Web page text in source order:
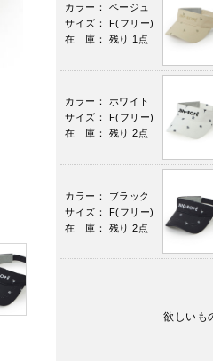
カラー： ベージュ
サイズ： F(フリー)
在 庫： 残り 1点
カラー： ホワイト
サイズ： F(フリー)
在 庫： 残り 2点
カラー： ブラック
サイズ： F(フリー)
在 庫： 残り 2点
欲しいも